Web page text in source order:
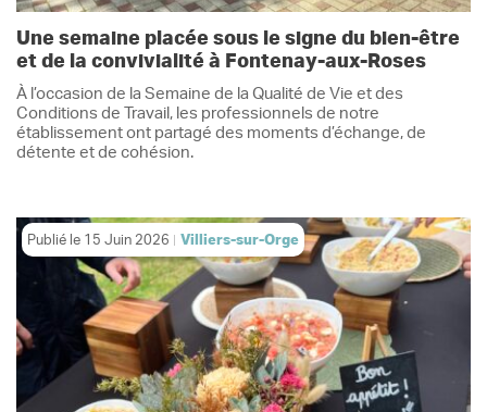
Une semaine placée sous le signe du bien-être
et de la convivialité à Fontenay-aux-Roses
À l’occasion de la Semaine de la Qualité de Vie et des
Conditions de Travail, les professionnels de notre
établissement ont partagé des moments d’échange, de
détente et de cohésion.
Publié le 15 Juin 2026 Villiers-sur-Orge